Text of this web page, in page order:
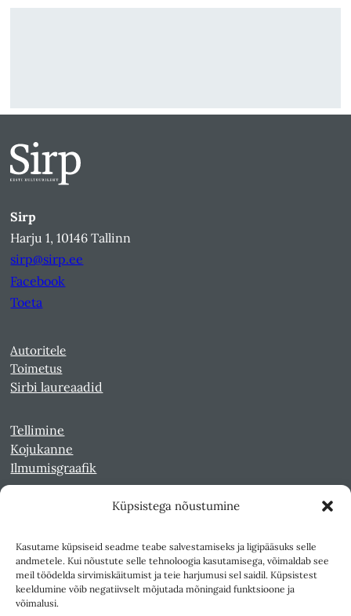
Küpsistega nõustumine
Kasutame küpsiseid seadme teabe salvestamiseks ja ligipääsuks selle
andmetele. Kui nõustute selle tehnoloogia kasutamisega, võimaldab see
meil töödelda sirvimiskäitumist ja teie harjumusi sel saidil. Küpsistest
keeldumine võib negatiivselt mõjutada mõningaid funktsioone ja
võimalusi.
Sirp
Harju 1, 10146 Tallinn
sirp@sirp.ee
Facebook
Toeta
Autoritele
Toimetus
Sirbi laureaadid
Tellimine
Kojukanne
Ilmumisgraafik
Kultuurileht 1994-1997
Reede 1989-1990
Sirp ja Vasar 1940-1989